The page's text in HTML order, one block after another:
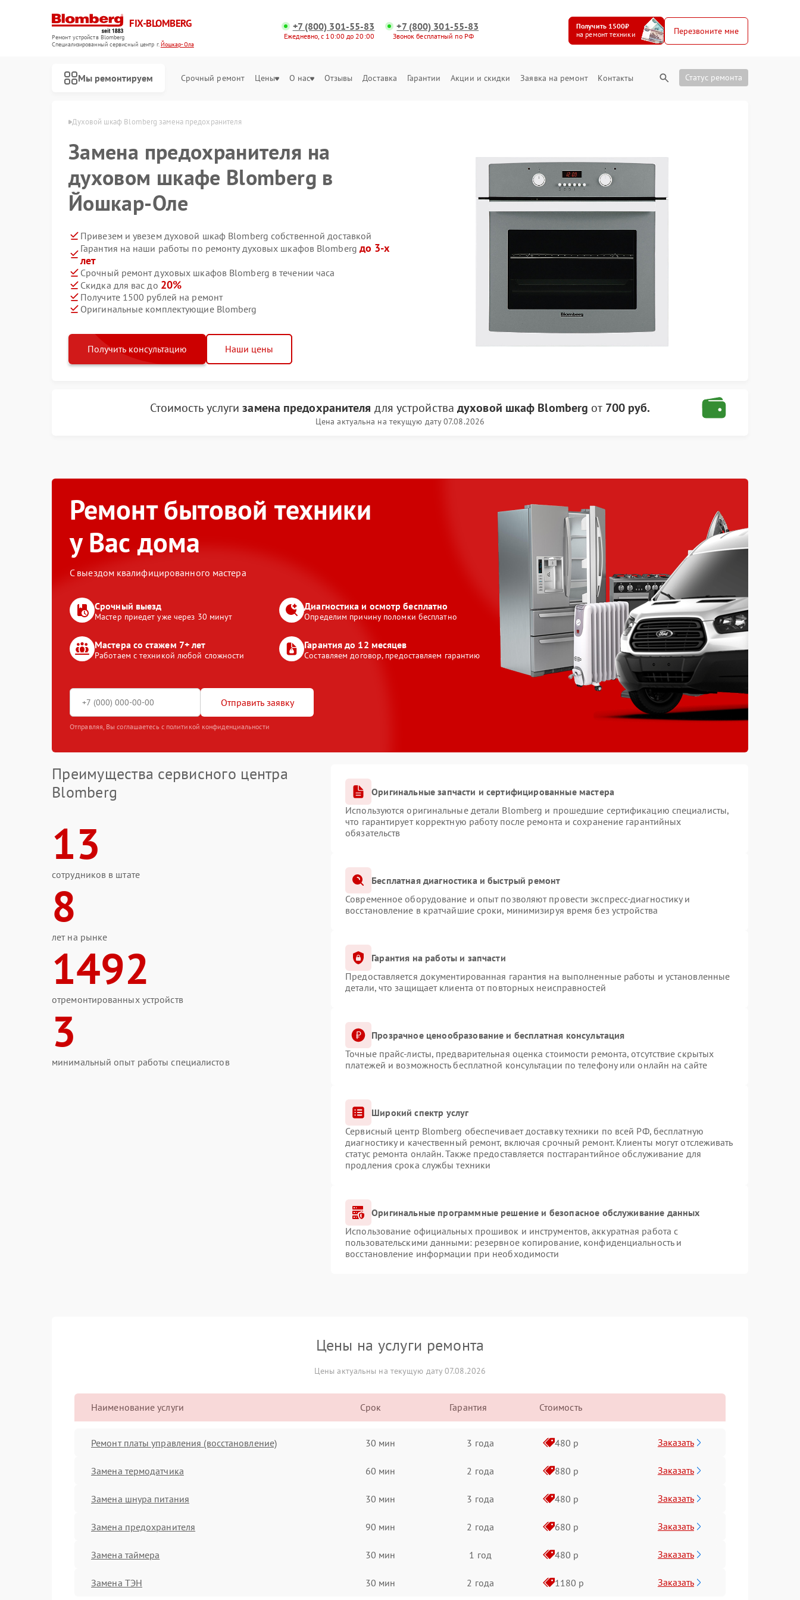
FIX-BLOMBERG
Ремонт устройств Blomberg
Специализированный cервисный центр г.Йошкар-Ола
+7 (800) 301-55-83
Ежедневно, с 10:00 до 20:00
+7 (800) 301-55-83
Звонок бесплатный по РФ
Получить 1500₽
на ремонт техники
Перезвоните мне
Мы ремонтируем Срочный ремонт Цены О нас Отзывы Доставка Гарантии Акции и скидки Заявка на ремонт Контакты Статус ремонта
в Йошкар-Оле Духовой шкаф Blomberg замена предохранителя
Замена предохранителя на
духовом шкафе Blomberg в
Йошкар-Оле
Привезем и увезем духовой шкаф Blomberg собственной доставкой
Гарантия на наши работы по ремонту духовых шкафов Blomberg до 3-х
лет
Срочный ремонт духовых шкафов Blomberg в течении часа
Скидка для вас до 20%
Получите 1500 рублей на ремонт
Оригинальные комплектующие Blomberg
Получить консультацию Наши цены
Стоимость услугизамена предохранителя для устройствадуховой шкаф Blomberg от 700 руб.
Цена актуальна на текущую дату 07.08.2026
Ремонт бытовой техники
у Вас дома
С выездом квалифицированного мастера
Срочный выезд
Мастер приедет уже через 30 минут
Диагностика и осмотр бесплатно
Определим причину поломки бесплатно
Мастера со стажем 7+ лет
Работаем с техникой любой сложности
Гарантия до 12 месяцев
Составляем договор, предоставляем гарантию
Отправить заявку
Отправляя, Вы соглашаетесь с политикой конфиденциальности
Преимущества сервисного центра
Blomberg
13
сотрудников в штате
8
лет на рынке
1492
отремонтированных устройств
3
минимальный опыт работы специалистов
Оригинальные запчасти и сертифицированные мастера
Используются оригинальные детали Blomberg и прошедшие сертификацию специалисты,
что гарантирует корректную работу после ремонта и сохранение гарантийных
обязательств
Бесплатная диагностика и быстрый ремонт
Современное оборудование и опыт позволяют провести экспресс-диагностику и
восстановление в кратчайшие сроки, минимизируя время без устройства
Гарантия на работы и запчасти
Предоставляется документированная гарантия на выполненные работы и установленные
детали, что защищает клиента от повторных неисправностей
Прозрачное ценообразование и бесплатная консультация
Точные прайс-листы, предварительная оценка стоимости ремонта, отсутствие скрытых
платежей и возможность бесплатной консультации по телефону или онлайн на сайте
Широкий спектр услуг
Сервисный центр Blomberg обеспечивает доставку техники по всей РФ, бесплатную
диагностику и качественный ремонт, включая срочный ремонт. Клиенты могут отслеживать
статус ремонта онлайн. Также предоставляется постгарантийное обслуживание для
продления срока службы техники
Оригинальные программные решение и безопасное обслуживание данных
Использование официальных прошивок и инструментов, аккуратная работа с
пользовательскими данными: резервное копирование, конфиденциальность и
восстановление информации при необходимости
Цены на услуги ремонта
Цены актуальны на текущую дату 07.08.2026
Наименование услуги Срок Гарантия Стоимость
Ремонт платы управления (восстановление) 30 мин 3 года 480 р Заказать
Замена термодатчика 60 мин 2 года 880 р Заказать
Замена шнура питания 30 мин 3 года 480 р Заказать
Замена предохранителя 90 мин 2 года 680 р Заказать
Замена таймера 30 мин 1 год 480 р Заказать
Замена ТЭН 30 мин 2 года 1180 р Заказать